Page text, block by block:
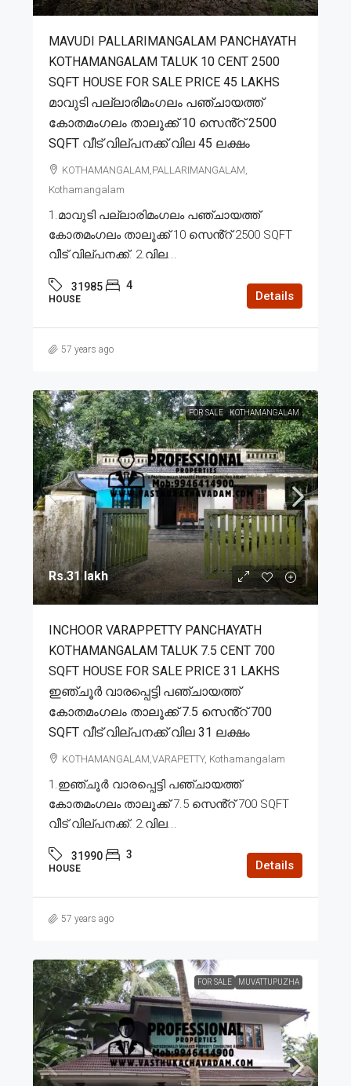
MAVUDI PALLARIMANGALAM PANCHAYATH
KOTHAMANGALAM TALUK 10 CENT 2500
SQFT HOUSE FOR SALE PRICE 45 LAKHS
മാവുടി പല്ലാരിമംഗലം പഞ്ചായത്ത്
കോതമംഗലം താലൂക്ക് 10 സെൻ്റ് 2500
SQFT വീട് വില്പനക്ക് വില 45 ലക്ഷം
KOTHAMANGALAM,PALLARIMANGALAM,
Kothamangalam
1.മാവുടി പല്ലാരിമംഗലം പഞ്ചായത്ത്
കോതമംഗലം താലൂക്ക് 10 സെൻ്റ് 2500 SQFT
വീട് വില്പനക്ക്. 2.വില...
31985 4
HOUSE Details
57 years ago
FOR SALE KOTHAMANGALAM
Rs.31 lakh
INCHOOR VARAPPETTY PANCHAYATH
KOTHAMANGALAM TALUK 7.5 CENT 700
SQFT HOUSE FOR SALE PRICE 31 LAKHS
ഇഞ്ചൂർ വാരപ്പെട്ടി പഞ്ചായത്ത്
കോതമംഗലം താലൂക്ക് 7.5 സെൻ്റ് 700
SQFT വീട് വില്പനക്ക് വില 31 ലക്ഷം
KOTHAMANGALAM,VARAPETTY, Kothamangalam
1.ഇഞ്ചൂർ വാരപ്പെട്ടി പഞ്ചായത്ത്
കോതമംഗലം താലൂക്ക് 7.5 സെൻ്റ് 700 SQFT
വീട് വില്പനക്ക്. 2.വില...
31990 3
HOUSE Details
57 years ago
FOR SALE MUVATTUPUZHA